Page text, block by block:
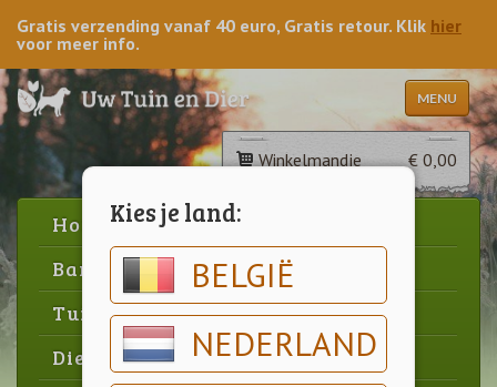
Kies je land:
BELGIË
NEDERLAND
Gratis verzending vanaf 40 euro, Gratis retour. Klik hier
voor meer info.
MENU
Winkelmandje € 0,00
Home
Barbecue
Tuin
Dier